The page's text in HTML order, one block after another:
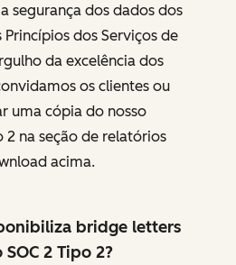
segurança dos dados dos
dos Serviços de
da excelência dos
os clientes ou
uma cópia do nosso
2 na seção de relatórios
acima.
bridge letters
2 Tipo 2?